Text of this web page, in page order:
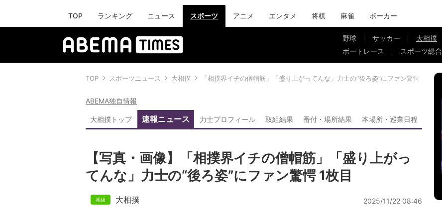
TOP ランキング ニュース スポーツ アニメ エンタメ 将棋 麻雀 ポーカー
野球 サッカー 大相撲
ボートレース
スポーツ総合
TOP スポーツニュース 大相撲 「相撲界イチの僧帽筋」「盛り上がってんな」力士の“後ろ姿”にファン驚愕
ABEMA独自情報
大相撲トップ 速報ニュース 力士プロフィール 取組結果 番付・場所結果 本場所・巡業日程
【写真・画像】「相撲界イチの僧帽筋」「盛り上がっ
てんな」力士の“後ろ姿”にファン驚愕 1枚目
大相撲 2025/11/22 08:46